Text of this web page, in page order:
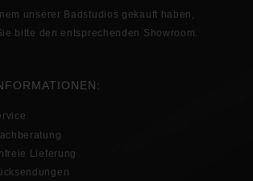
unserer Badstudios gekauft haben,
bitte den entsprechenden Showroom.
Lieferung